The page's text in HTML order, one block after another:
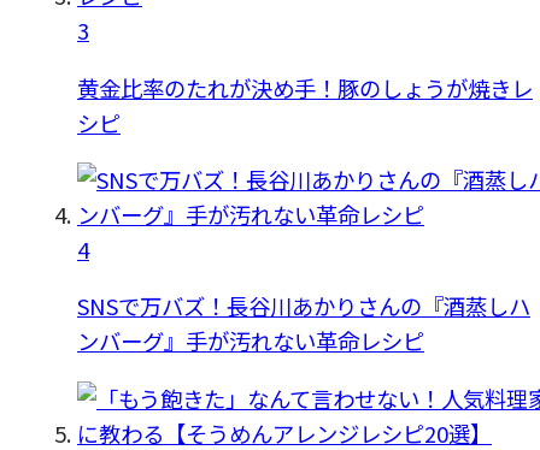
3
黄金比率のたれが決め手！豚のしょうが焼きレ
シピ
4
SNSで万バズ！長谷川あかりさんの『酒蒸しハ
ンバーグ』手が汚れない革命レシピ